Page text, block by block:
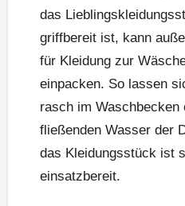
das
griffbereit ist, kann
für Kleidung zur
einpacken. So lassen
rasch im Waschbecken
fließenden Wasser der
das Kleidungsstück ist
einsatzbereit.